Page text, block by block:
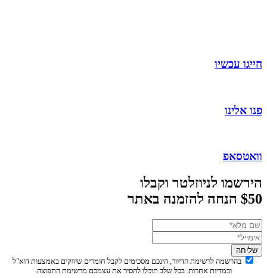
חייגו עכשיו
פנו אלינו
וואטסאפ
הירשמו לניוזלטר וקבלו
$50 הנחה להזמנה באתר
שליחה
בהרשמה לרשימת הדיוור, הינכם מסכימים לקבל חומרים שיווקים באמצעות דוא"ל
ובמדיות אחרות. בכל שלב תוכלו להסיר את עצמכם מרשימת התפוצה.